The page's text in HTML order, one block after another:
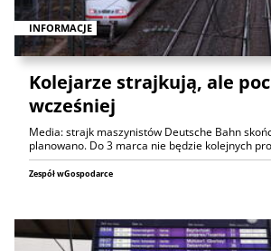
INFORMACJE
Kolejarze strajkują, ale
wcześniej
Media: strajk maszynistów Deutsche Bahn
planowano. Do 3 marca nie będzie kolejnych
Zespół wGospodarce